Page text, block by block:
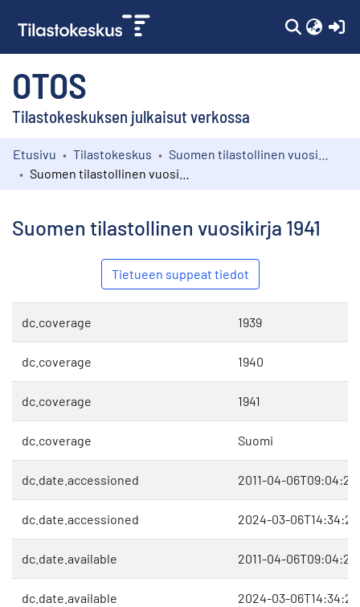
OTOS
Tilastokeskuksen julkaisut verkossa
Kokoelmat
Etusivu Tilastokeskus
Suomen tilastollinen vuosikirja 1941
Tietueen suppeat tiedot
dc.coverage 1939
dc.coverage 1940
dc.coverage 1941
dc.coverage Suomi
dc.date.accessioned 2011-04-
dc.date.accessioned 2024-03-
dc.date.available 2011-04-
dc.date.available 2024-03-